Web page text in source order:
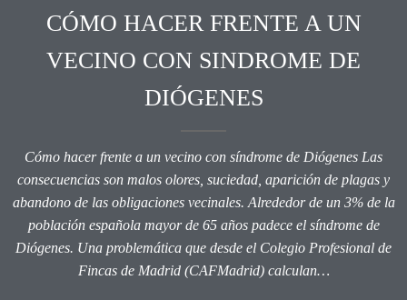
CÓMO HACER FRENTE A UN
VECINO CON SINDROME DE
DIÓGENES
Cómo hacer frente a un vecino con síndrome de Diógenes Las
consecuencias son malos olores, suciedad, aparición de plagas y
abandono de las obligaciones vecinales. Alrededor de un 3% de la
población española mayor de 65 años padece el síndrome de
Diógenes. Una problemática que desde el Colegio Profesional de
Fincas de Madrid (CAFMadrid) calculan…